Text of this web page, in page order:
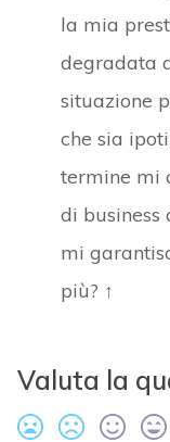
la mia
degradata
situazione
che sia
termine mi
di business
mi
più? ↑
Valuta la